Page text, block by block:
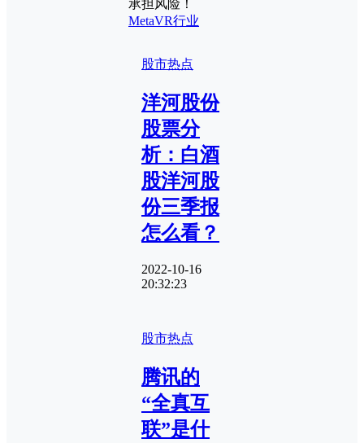
承担风险！
MetaVR行业
股市热点
洋河股份
股票分
析：白酒
股洋河股
份三季报
怎么看？
2022-10-16
20:32:23
股市热点
腾讯的
“全真互
联”是什